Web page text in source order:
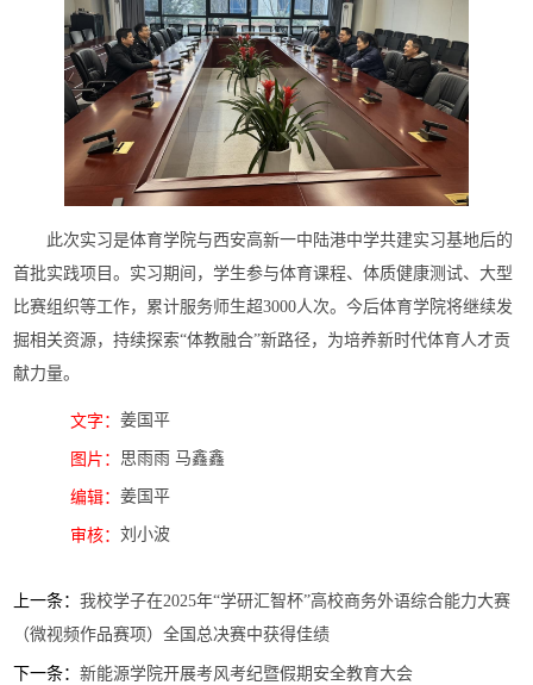
此次实习是体育学院与西安高新一中陆港中学共建实习基地后的
首批实践项目。实习期间，学生参与体育课程、体质健康测试、大型
比赛组织等工作，累计服务师生超3000人次。今后体育学院将继续发
掘相关资源，持续探索“体教融合”新路径，为培养新时代体育人才贡
献力量。
文字：姜国平
图片： 思雨雨 马鑫鑫
编辑：姜国平
审核：刘小波
上一条：我校学子在2025年“学研汇智杯”高校商务外语综合能力大赛
（微视频作品赛项）全国总决赛中获得佳绩
下一条：新能源学院开展考风考纪暨假期安全教育大会